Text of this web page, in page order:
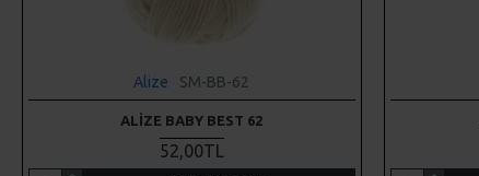
Alize SM-BB-62
ALIZE BABY BEST 62
52,00TL